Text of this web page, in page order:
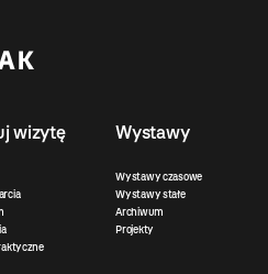
wizytę Wystawy
Wystawy czasowe
Wystawy stałe
Archiwum
Projekty